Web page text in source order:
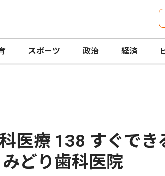
スポーツ 政治 経済
医療 138 すぐでき
どり歯科医院